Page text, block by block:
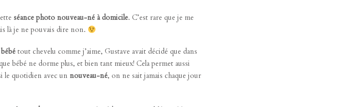
séance photo nouveau-né à domicile. C’est rare que je me
là je ne pouvais dire non.
bébé tout chevelu comme j’aime, Gustave avait décidé que dans
bébé ne dorme plus, et bien tant mieux! Cela permet aussi
le quotidien avec un nouveau-né, on ne sait jamais chaque jour